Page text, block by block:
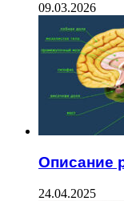
09.03.2026
Описание
24.04.2025